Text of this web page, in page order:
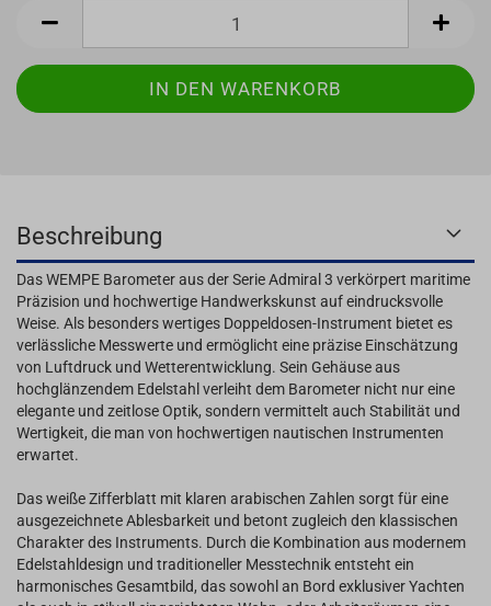
Beschreibung
Das WEMPE Barometer aus der Serie Admiral 3 verkörpert maritime
Präzision und hochwertige Handwerkskunst auf eindrucksvolle
Weise. Als besonders wertiges Doppeldosen-Instrument bietet es
verlässliche Messwerte und ermöglicht eine präzise Einschätzung
von Luftdruck und Wetterentwicklung. Sein Gehäuse aus
hochglänzendem Edelstahl verleiht dem Barometer nicht nur eine
elegante und zeitlose Optik, sondern vermittelt auch Stabilität und
Wertigkeit, die man von hochwertigen nautischen Instrumenten
erwartet.
Das weiße Zifferblatt mit klaren arabischen Zahlen sorgt für eine
ausgezeichnete Ablesbarkeit und betont zugleich den klassischen
Charakter des Instruments. Durch die Kombination aus modernem
Edelstahldesign und traditioneller Messtechnik entsteht ein
harmonisches Gesamtbild, das sowohl an Bord exklusiver Yachten